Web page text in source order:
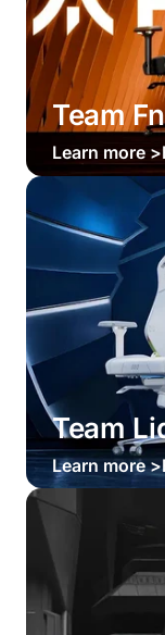
Team
Learn more >
Team
Learn more >